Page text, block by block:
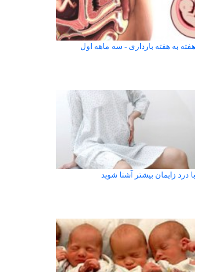
هفته به هفته بارداری - سه ماهه اول
با درد زایمان بیشتر آشنا شوید